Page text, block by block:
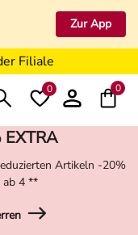
Zur App
in Deine Filiale
Filiale
0 0
Artikeln -20%
4 **